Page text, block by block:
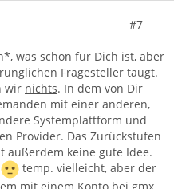
#7
was schön für Dich ist, aber
Fragesteller taugt.
wir nichts. In dem von Dir
mit einer anderen,
Systemplattform und
Provider. Das Zurückstufen
außerdem keine gute Idee.
temp. vielleicht, aber der